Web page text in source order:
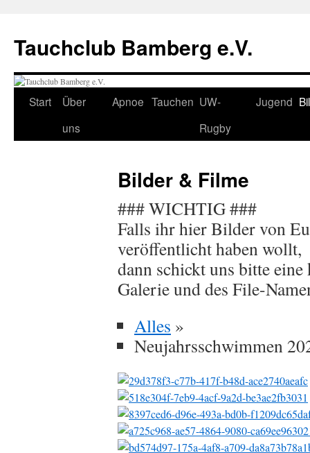
Tauchclub Bamberg e.V.
Start
Über
uns
Apnoe Tauchen UW-
Rugby
Jugend
Bilder & Filme
### WICHTIG ###
Falls ihr hier Bilder von
veröffentlicht haben wollt,
dann schickt uns bitte
Galerie und des File-
Alles »
Neujahrsschwimmen